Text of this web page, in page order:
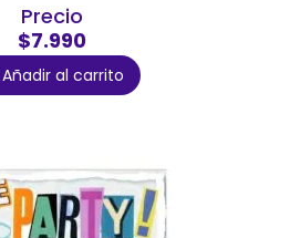
Precio
$7.990
Añadir al carrito